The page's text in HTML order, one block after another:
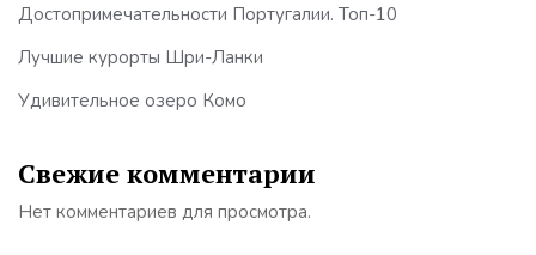
Достопримечательности Португалии. Топ-10
Лучшие курорты Шри-Ланки
Удивительное озеро Комо
Свежие комментарии
Нет комментариев для просмотра.